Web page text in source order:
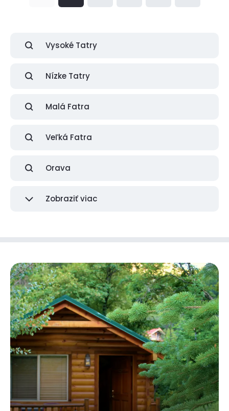
Vysoké Tatry
Nízke Tatry
Malá Fatra
Veľká Fatra
Orava
Zobraziť viac